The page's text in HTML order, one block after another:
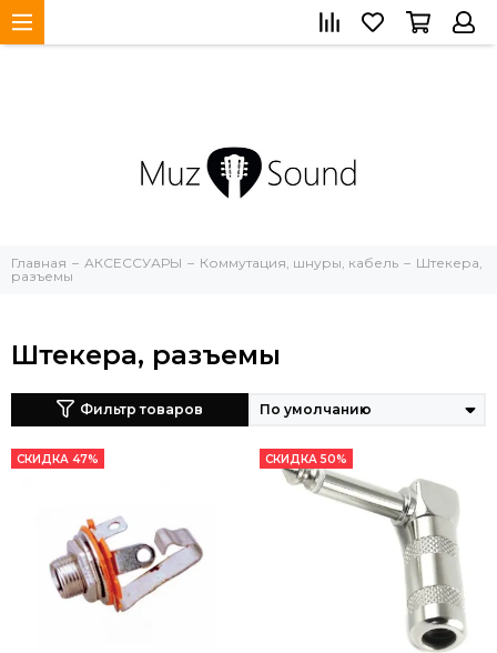
Главная АКСЕССУАРЫ Коммутация, шнуры, кабель
Штекера,
разъемы
Штекера, разъемы
Фильтр товаров
СКИДКА 47% СКИДКА 50%